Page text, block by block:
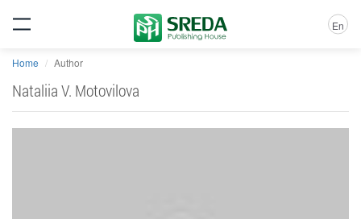
En
Home Author
Nataliia V. Motovilova